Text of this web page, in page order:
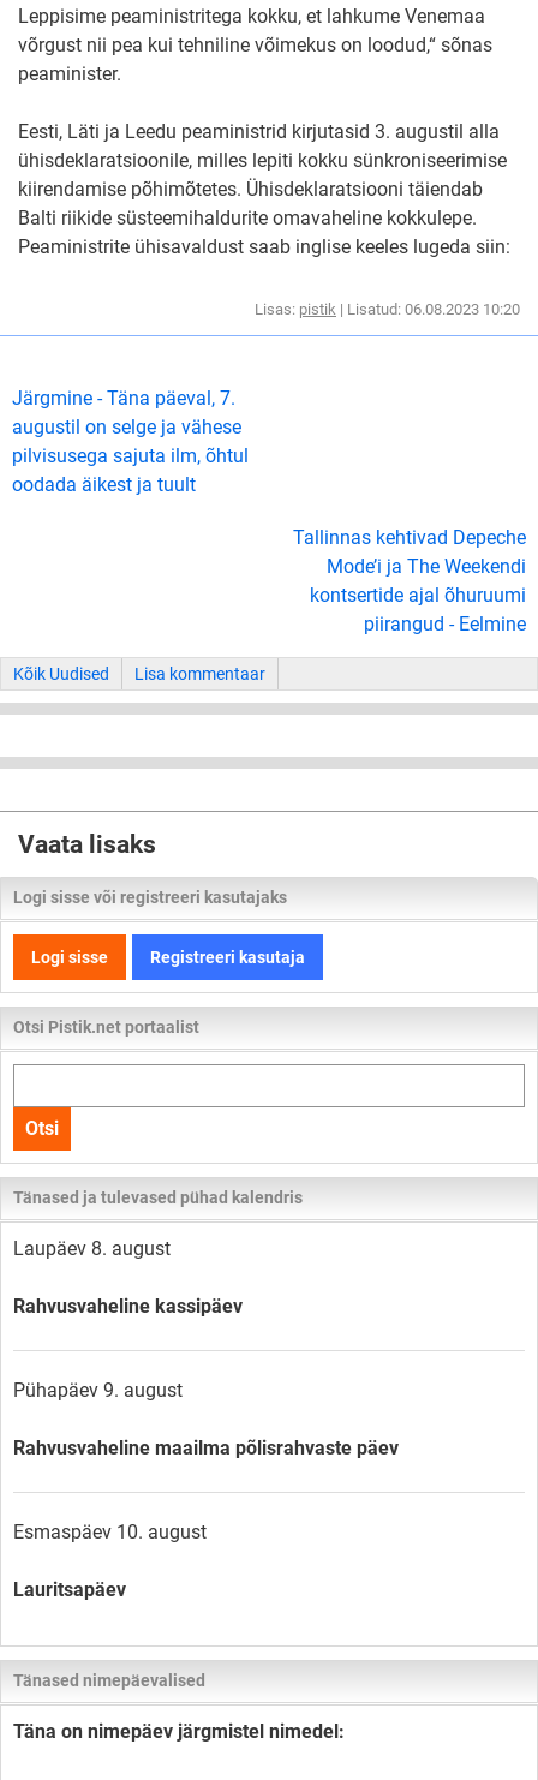
Leppisime peaministritega kokku, et lahkume Venemaa
võrgust nii pea kui tehniline võimekus on loodud,“ sõnas
peaminister.
Eesti, Läti ja Leedu peaministrid kirjutasid 3. augustil alla
ühisdeklaratsioonile, milles lepiti kokku sünkroniseerimise
kiirendamise põhimõtetes. Ühisdeklaratsiooni täiendab
Balti riikide süsteemihaldurite omavaheline kokkulepe.
Peaministrite ühisavaldust saab inglise keeles lugeda siin:
Lisas: pistik | Lisatud: 06.08.2023 10:20
Järgmine - Täna päeval, 7.
augustil on selge ja vähese
pilvisusega sajuta ilm, õhtul
oodada äikest ja tuult
Tallinnas kehtivad Depeche
Mode’i ja The Weekendi
kontsertide ajal õhuruumi
piirangud - Eelmine
Kõik Uudised Lisa kommentaar
Vaata lisaks
Logi sisse või registreeri kasutajaks
Logi sisse Registreeri kasutaja
Otsi Pistik.net portaalist
kogu
lehelt
Otsi
Tänased ja tulevased pühad kalendris
Laupäev 8. august
Rahvusvaheline kassipäev
Pühapäev 9. august
Rahvusvaheline maailma põlisrahvaste päev
Esmaspäev 10. august
Lauritsapäev
Tänased nimepäevalised
Täna on nimepäev järgmistel nimedel: